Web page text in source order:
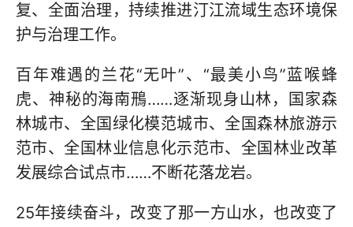
复、全面治理，持续推进汀江流域生态环境保
护与治理工作。
百年难遇的兰花“无叶”、“最美小鸟”蓝喉蜂
虎、神秘的海南鳽……逐渐现身山林，国家森
林城市、全国绿化模范城市、全国森林旅游示
范市、全国林业信息化示范市、全国林业改革
发展综合试点市……不断花落龙岩。
25年接续奋斗，改变了那一方山水，也改变了